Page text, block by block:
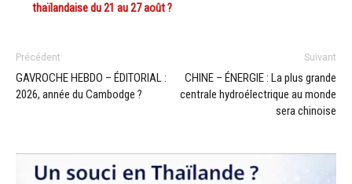
thaïlandaise du 21 au 27 août ?
Précédent
GAVROCHE HEBDO – ÉDITORIAL :
2026, année du Cambodge ?
Suivant
CHINE – ÉNERGIE : La plus grande
centrale hydroélectrique au monde
sera chinoise